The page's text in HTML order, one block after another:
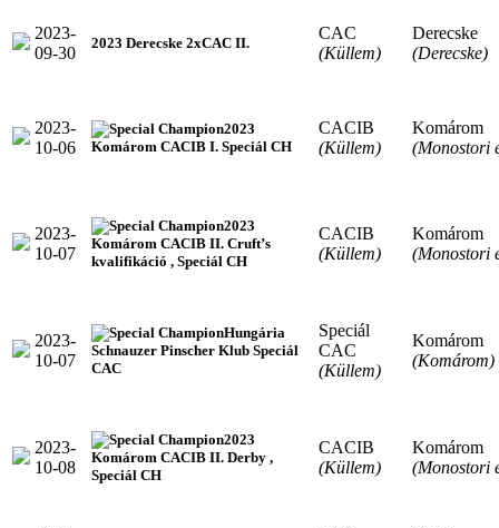
2023-
09-30
2023 Derecske 2xCAC II.
CAC
(Küllem)
Derecske
(Derecske)
2023-
10-06
2023
Komárom CACIB I. Speciál CH
CACIB
(Küllem)
Komárom
(Monostori
2023-
10-07
2023
Komárom CACIB II. Cruft’s
kvalifikáció , Speciál CH
CACIB
(Küllem)
Komárom
(Monostori
2023-
10-07
Hungária
Schnauzer Pinscher Klub Speciál
CAC
Speciál
CAC
(Küllem)
Komárom
(Komárom)
2023-
10-08
2023
Komárom CACIB II. Derby ,
Speciál CH
CACIB
(Küllem)
Komárom
(Monostori